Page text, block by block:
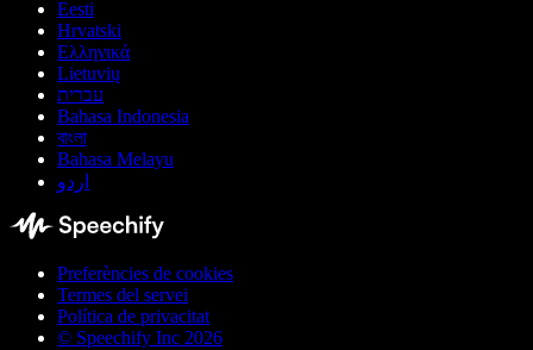
Eesti
Hrvatski
Ελληνικά
Lietuvių
עברית
Bahasa Indonesia
বাংলা
Bahasa Melayu
اردو
Preferències de cookies
Termes del servei
Política de privacitat
© Speechify Inc 2026